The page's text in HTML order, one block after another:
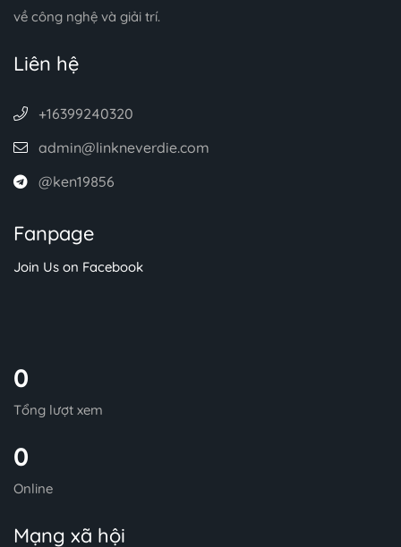
về công nghệ và giải trí.
Liên hệ
+16399240320
admin@linkneverdie.com
@ken19856
Fanpage
Join Us on Facebook
0
Tổng lượt xem
0
Online
Mạng xã hội